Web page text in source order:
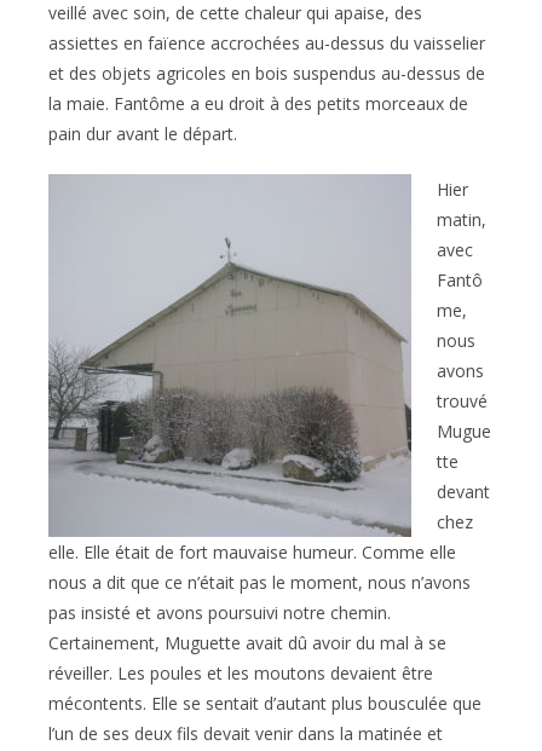
veillé avec soin, de cette chaleur qui apaise, des
assiettes en faïence accrochées au-dessus du vaisselier
et des objets agricoles en bois suspendus au-dessus de
la maie. Fantôme a eu droit à des petits morceaux de
pain dur avant le départ.
Hier
matin,
avec
Fantô
me,
nous
avons
trouvé
Mugue
tte
devant
chez
elle. Elle était de fort mauvaise humeur. Comme elle
nous a dit que ce n’était pas le moment, nous n’avons
pas insisté et avons poursuivi notre chemin.
Certainement, Muguette avait dû avoir du mal à se
réveiller. Les poules et les moutons devaient être
mécontents. Elle se sentait d’autant plus bousculée que
l’un de ses deux fils devait venir dans la matinée et